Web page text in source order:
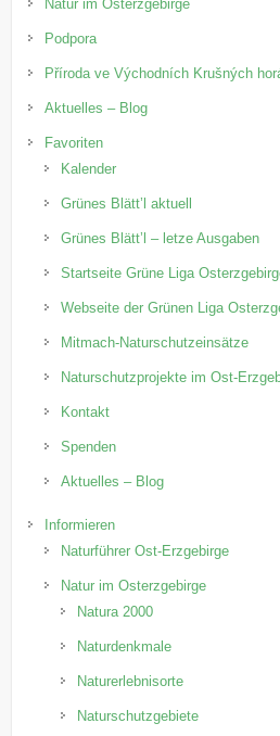
Natur im Osterzgebirge
Podpora
Příroda ve Východních Krušných
Aktuelles – Blog
Favoriten
Kalender
Grünes Blätt’l aktuell
Grünes Blätt’l – letze Ausgaben
Startseite Grüne Liga
Webseite der Grünen Liga
Mitmach-Naturschutzeinsätze
Naturschutzprojekte im Ost-
Kontakt
Spenden
Aktuelles – Blog
Informieren
Naturführer Ost-Erzgebirge
Natur im Osterzgebirge
Natura 2000
Naturdenkmale
Naturerlebnisorte
Naturschutzgebiete